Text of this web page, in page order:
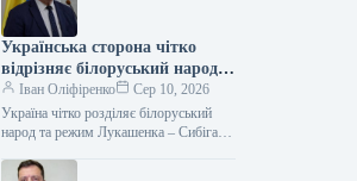
суверенітету та територіальної
цілісності…
Українська сторона чітко
відрізняє білоруський народ
від режиму Лукашенка –
Сибіга
Іван Оліфіренко
Сер 10, 2026
Україна чітко розділяє білоруський
народ та режим Лукашенка – Сибіга
МЗС України Андрій Сибіга, з